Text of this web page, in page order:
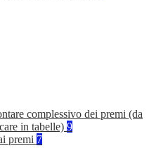
complessivo dei premi (da
in tabelle) 9
premi 7